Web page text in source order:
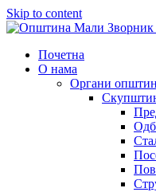
Skip to content
Почетна
О нама
Органи